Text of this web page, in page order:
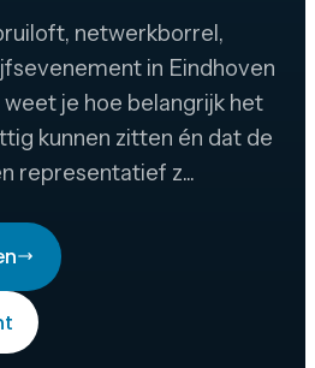
netwerkborrel,
in Eindhoven
je hoe belangrijk het
kunnen zitten én dat de
representatief z...